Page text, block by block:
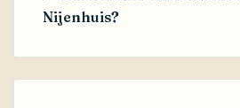
Nijenhuis?